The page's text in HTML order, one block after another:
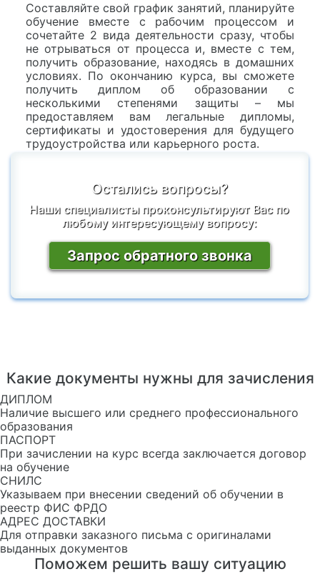
Составляйте свой график занятий, планируйте
обучение вместе с рабочим процессом и
сочетайте 2 вида деятельности сразу, чтобы
не отрываться от процесса и, вместе с тем,
получить образование, находясь в домашних
условиях. По окончанию курса, вы сможете
получить диплом об образовании с
несколькими степенями защиты – мы
предоставляем вам легальные дипломы,
сертификаты и удостоверения для будущего
трудоустройства или карьерного роста.
Остались вопросы?
Наши специалисты проконсультируют Вас по
любому интересующему вопросу:
Запрос обратного звонка
Какие документы нужны для зачисления
ДИПЛОМ
Наличие высшего или среднего профессионального
образования
ПАСПОРТ
При зачислении на курс всегда заключается договор
на обучение
СНИЛС
Указываем при внесении сведений об обучении в
реестр ФИС ФРДО
АДРЕС ДОСТАВКИ
Для отправки заказного письма с оригиналами
выданных документов
Поможем решить вашу ситуацию